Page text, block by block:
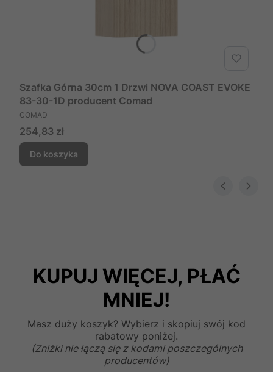
Szafka Górna 30cm 1 Drzwi NOVA COAST EVOKE
83-30-1D producent Comad
PRODUCENT
COMAD
Cena
254,83 zł
Do koszyka
KUPUJ WIĘCEJ, PŁAĆ
MNIEJ!
Masz duży koszyk? Wybierz i skopiuj swój kod
rabatowy poniżej.
(Zniżki nie łączą się z kodami poszczególnych
producentów)